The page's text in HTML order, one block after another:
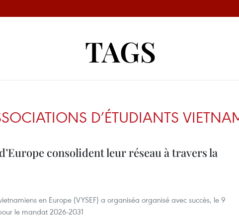
TAGS
D’ÉTUDIANTS
consolident leur réseau à travers la
en Europe (VYSEF) a organiséa organisé avec succès, le 9
le mandat 2026-2031